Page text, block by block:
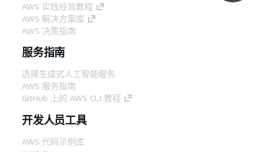
AWS 实践经验教程
AWS 解决方案库
AWS 决策指南
服务指南
选择生成式人工智能服务
AWS 服务指南
GitHub 上的 AWS CLI 教程
开发人员工具
AWS 代码示例库